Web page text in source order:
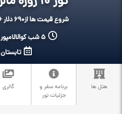
شروع قیمت ها از690 دلار + 124.000.000 تومان
5 شب کوالالامپور 4 شب سنگاپور
تابستان 1405
هتل ها
برنامه سفر و
جزئیات تور
گالری